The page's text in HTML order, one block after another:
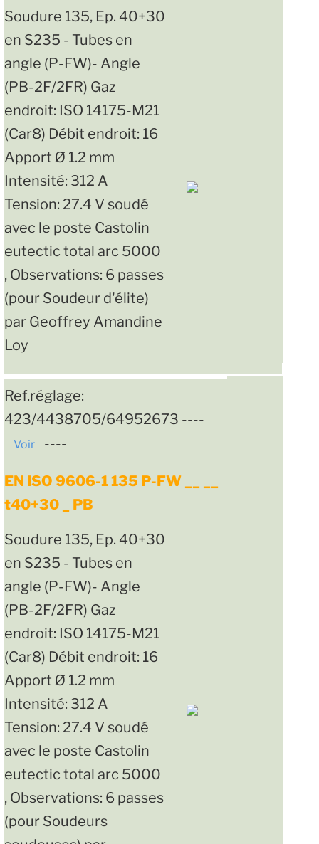
Soudure 135, Ep. 40+30
en S235 - Tubes en
angle (P-FW)- Angle
(PB-2F/2FR) Gaz
endroit: ISO 14175-M21
(Car8) Débit endroit: 16
Apport Ø 1.2 mm
Intensité: 312 A
Tension: 27.4 V soudé
avec le poste Castolin
eutectic total arc 5000
, Observations: 6 passes
(pour Soudeur d'élite)
par Geoffrey Amandine
Loy
Ref.réglage:
423/4438705/64952673 ----
Voir ----
EN ISO 9606-1 135 P-FW __ __
t40+30 _ PB
Soudure 135, Ep. 40+30
en S235 - Tubes en
angle (P-FW)- Angle
(PB-2F/2FR) Gaz
endroit: ISO 14175-M21
(Car8) Débit endroit: 16
Apport Ø 1.2 mm
Intensité: 312 A
Tension: 27.4 V soudé
avec le poste Castolin
eutectic total arc 5000
, Observations: 6 passes
(pour Soudeurs